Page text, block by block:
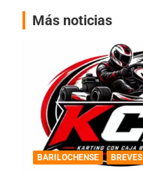
Más noticias
BARILOCHENSE BREVES